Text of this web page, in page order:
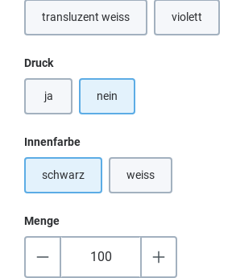
transluzent weiss(Diese Option ist zurzeit nicht
violett(Diese
Druckauswählen
ja nein
Innenfarbeauswählen
schwarz weiss(Diese Option ist
Menge